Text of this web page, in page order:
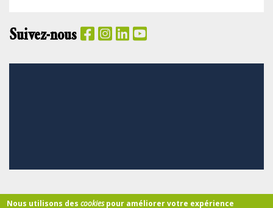
Suivez-nous
Nous utilisons descookiespour améliorer votre expérience